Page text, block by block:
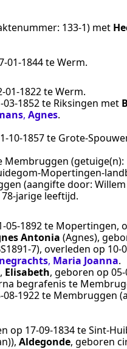
133-1) met
teWerm.
teWerm.
te Riksingen met
, Agnes.
te Grote-
Membruggen (getuige(n):
Mopertingen-
(aangifte door:
jarige leeftijd.
te Mopertingen,
Antonia (Agnes),
7), overleden op
, Maria Joanna.
, Elisabeth, geboren op
begrafenis te
te Membruggen
op 17‑09‑1834teSint-
, Aldegonde, geboren